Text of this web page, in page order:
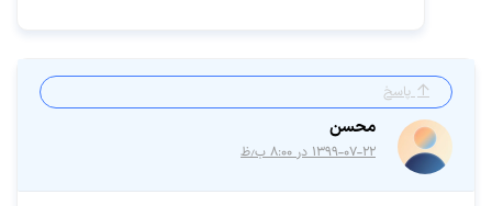
پاسخ
محسن
۱۳۹۹-۰۷-۲۲ در ۸:۰۰ ب٫ظ